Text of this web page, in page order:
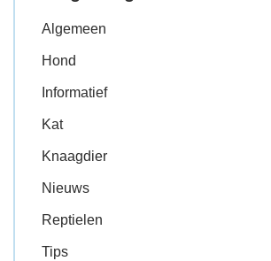
Algemeen
Hond
Informatief
Kat
Knaagdier
Nieuws
Reptielen
Tips